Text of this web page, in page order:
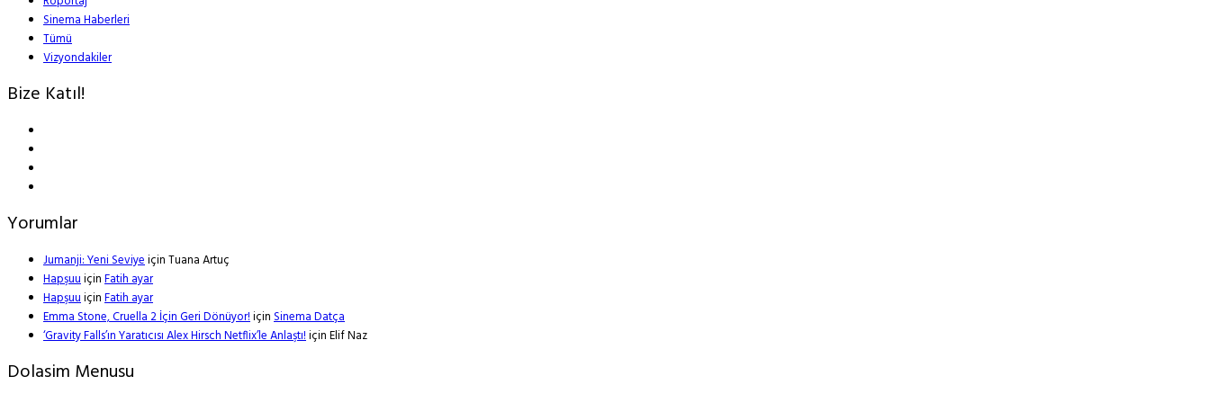
Sinema Haberleri
Tümü
Vizyondakiler
Bize Katıl!
Yorumlar
Jumanji: Yeni SeviyeiçinTuana Artuç
HapşuuiçinFatih ayar
HapşuuiçinFatih ayar
Emma Stone, Cruella 2 İçin Geri Dönüyor!içinSinema Datça
‘Gravity Falls’ın Yaratıcısı Alex Hirsch Netflix’le Anlaştı!içinElif Naz
Dolasim Menusu